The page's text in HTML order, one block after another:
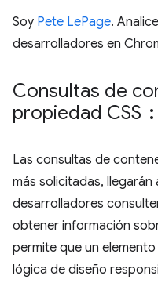
Soy Pete LePage.
desarrolladores en
Consultas de
propiedad CSS :
Las consultas de
más solicitadas, llegarán
desarrolladores
obtener información
permite que un
lógica de diseño